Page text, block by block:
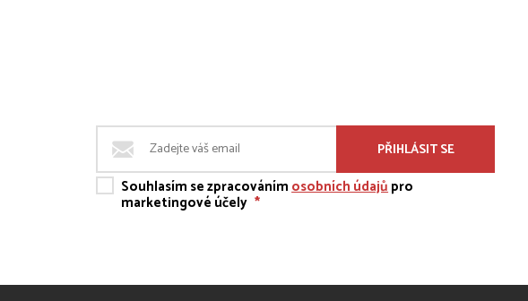
PŘIHLÁSIT SE
Souhlasím se zpracovánímosobních údajůpro
marketingové účely *